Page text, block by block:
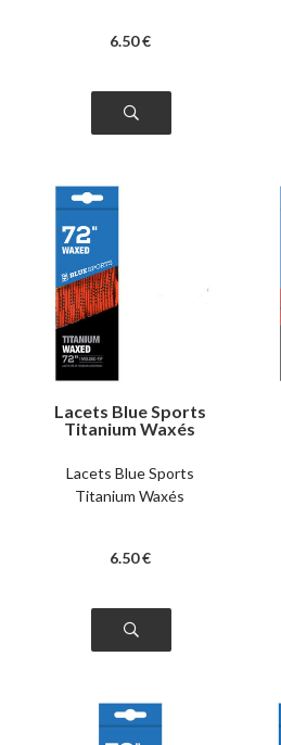
6.50 €
Lacets Blue Sports
Titanium Waxés
Lacets Blue Sports
Titanium Waxés
6.50 €